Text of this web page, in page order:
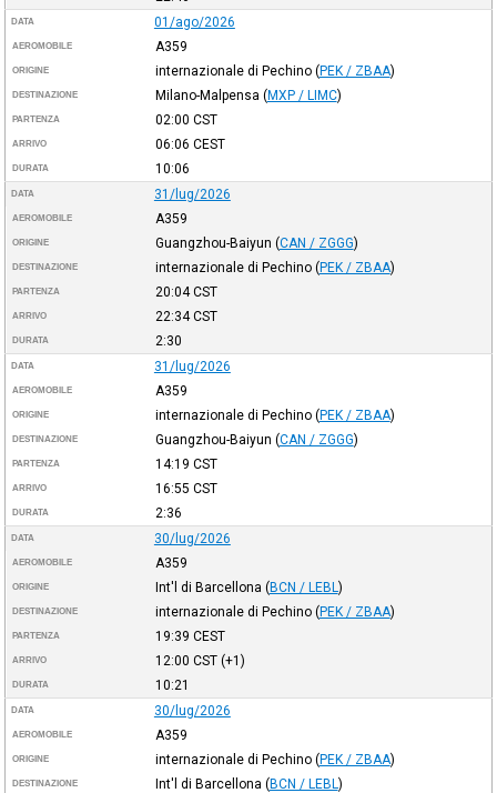
DATA 01/ago/2026
AEROMOBILE A359
ORIGINE internazionale di Pechino (PEK / ZBAA)
DESTINAZIONE Milano-Malpensa (MXP / LIMC)
PARTENZA 02:00 CST
ARRIVO 06:06 CEST
DURATA 10:06
DATA 31/lug/2026
AEROMOBILE A359
ORIGINE Guangzhou-Baiyun (CAN / ZGGG)
DESTINAZIONE internazionale di Pechino (PEK / ZBAA)
PARTENZA 20:04CST
ARRIVO 22:34CST
DURATA 2:30
DATA 31/lug/2026
AEROMOBILE A359
ORIGINE internazionale di Pechino (PEK / ZBAA)
DESTINAZIONE Guangzhou-Baiyun (CAN / ZGGG)
PARTENZA 14:19 CST
ARRIVO 16:55 CST
DURATA 2:36
DATA 30/lug/2026
AEROMOBILE A359
ORIGINE Int'l di Barcellona (BCN / LEBL )
DESTINAZIONE internazionale di Pechino (PEK / ZBAA)
PARTENZA 19:39 CEST
ARRIVO 12:00 CST(+1)
DURATA 10:21
DATA 30/lug/2026
AEROMOBILE A359
ORIGINE internazionale di Pechino (PEK / ZBAA)
DESTINAZIONE Int'l di Barcellona (BCN / LEBL )